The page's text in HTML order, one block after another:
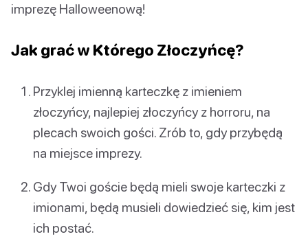
imprezę Halloweenową!
Jak grać w Którego Złoczyńcę?
Przyklej imienną karteczkę z imieniem
złoczyńcy, najlepiej złoczyńcy z horroru, na
plecach swoich gości. Zrób to, gdy przybędą
na miejsce imprezy.
Gdy Twoi goście będą mieli swoje karteczki z
imionami, będą musieli dowiedzieć się, kim jest
ich postać.